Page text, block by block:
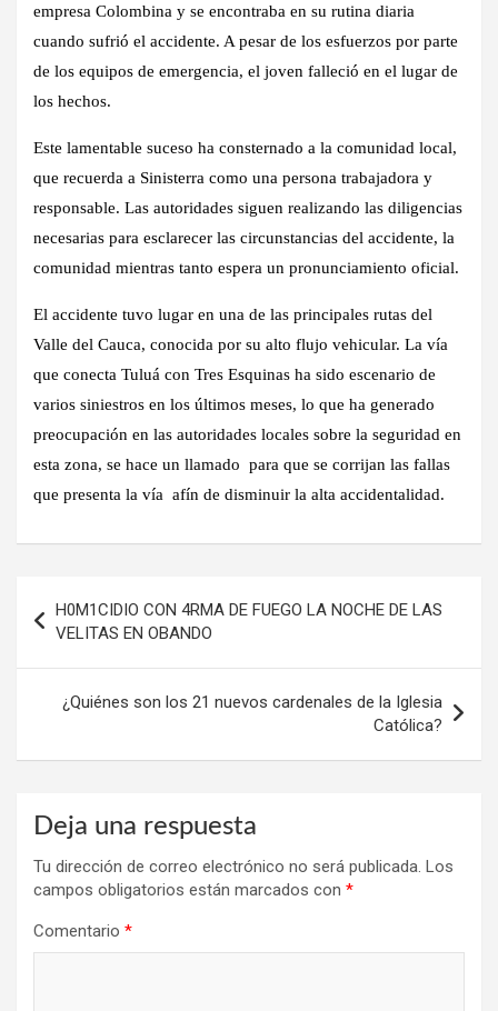
empresa Colombina y se encontraba en su rutina diaria
cuando sufrió el accidente. A pesar de los esfuerzos por parte
de los equipos de emergencia, el joven falleció en el lugar de
los hechos.
Este lamentable suceso ha consternado a la comunidad local,
que recuerda a Sinisterra como una persona trabajadora y
responsable. Las autoridades siguen realizando las diligencias
necesarias para esclarecer las circunstancias del accidente, la
comunidad mientras tanto espera un pronunciamiento oficial.
El accidente tuvo lugar en una de las principales rutas del
Valle del Cauca, conocida por su alto flujo vehicular. La vía
que conecta Tuluá con Tres Esquinas ha sido escenario de
varios siniestros en los últimos meses, lo que ha generado
preocupación en las autoridades locales sobre la seguridad en
esta zona, se hace un llamado para que se corrijan las fallas
que presenta la vía afín de disminuir la alta accidentalidad.
de
entradas
H0M1CIDIO CON 4RMA DE FUEGO LA NOCHE DE LAS
VELITAS EN OBANDO
¿Quiénes son los 21 nuevos cardenales de la Iglesia
Católica?
Deja una respuesta
Tu dirección de correo electrónico no será publicada. Los
campos obligatorios están marcados con *
Comentario *